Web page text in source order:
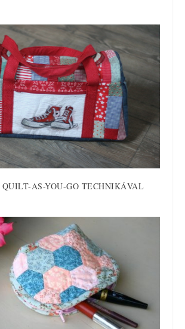
QUILT-AS-YOU-GO TECHNIKÁVAL